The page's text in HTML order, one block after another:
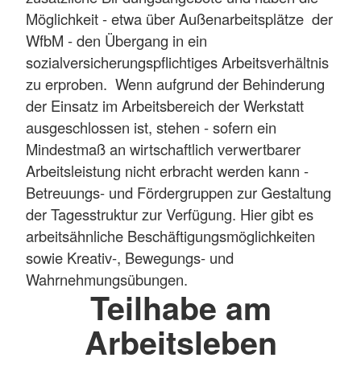
Möglichkeit - etwa über Außenarbeitsplätze der
WfbM - den Übergang in ein
sozialversicherungspflichtiges Arbeitsverhältnis
zu erproben. Wenn aufgrund der Behinderung
der Einsatz im Arbeitsbereich der Werkstatt
ausgeschlossen ist, stehen - sofern ein
Mindestmaß an wirtschaftlich verwertbarer
Arbeitsleistung nicht erbracht werden kann -
Betreuungs- und Fördergruppen zur Gestaltung
der Tagesstruktur zur Verfügung. Hier gibt es
arbeitsähnliche Beschäftigungsmöglichkeiten
sowie Kreativ-, Bewegungs- und
Wahrnehmungsübungen.
Teilhabe am
Arbeitsleben